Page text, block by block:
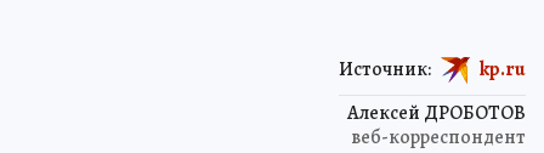
Алексей ДРОБОТОВ
веб-корреспондент
Источник: kp.ru